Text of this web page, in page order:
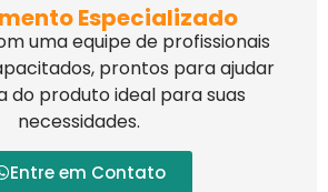
Especializado
uma equipe de profissionais
prontos para ajudar
do produto ideal para suas
necessidades.
Entre em Contato